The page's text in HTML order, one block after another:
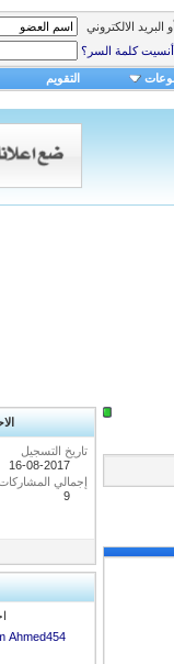
البريد الالكتروني
أنسيت كلمة السر؟
التقويم
تاريخ التسجيل
16-08-2017
إجمالي
9
Ahmed454